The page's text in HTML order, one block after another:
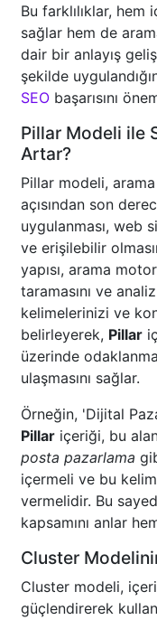
Bu farklılıklar,
sağlar hem de
dair bir anlayış
şekilde
SEO başarısını
Pillar Modeli ile
Artar?
Pillar modeli,
açısından son
uygulanması, web
ve erişilebilir
yapısı, arama
taramasını ve
kelimelerinizi ve
belirleyerek, Pillar
üzerinde
ulaşmasını sağlar.
Örneğin, 'Dijital
Pillar içeriği, bu
posta pazarlama
içermeli ve bu
vermelidir. Bu
kapsamını anlar
Cluster
Cluster modeli,
güçlendirerek